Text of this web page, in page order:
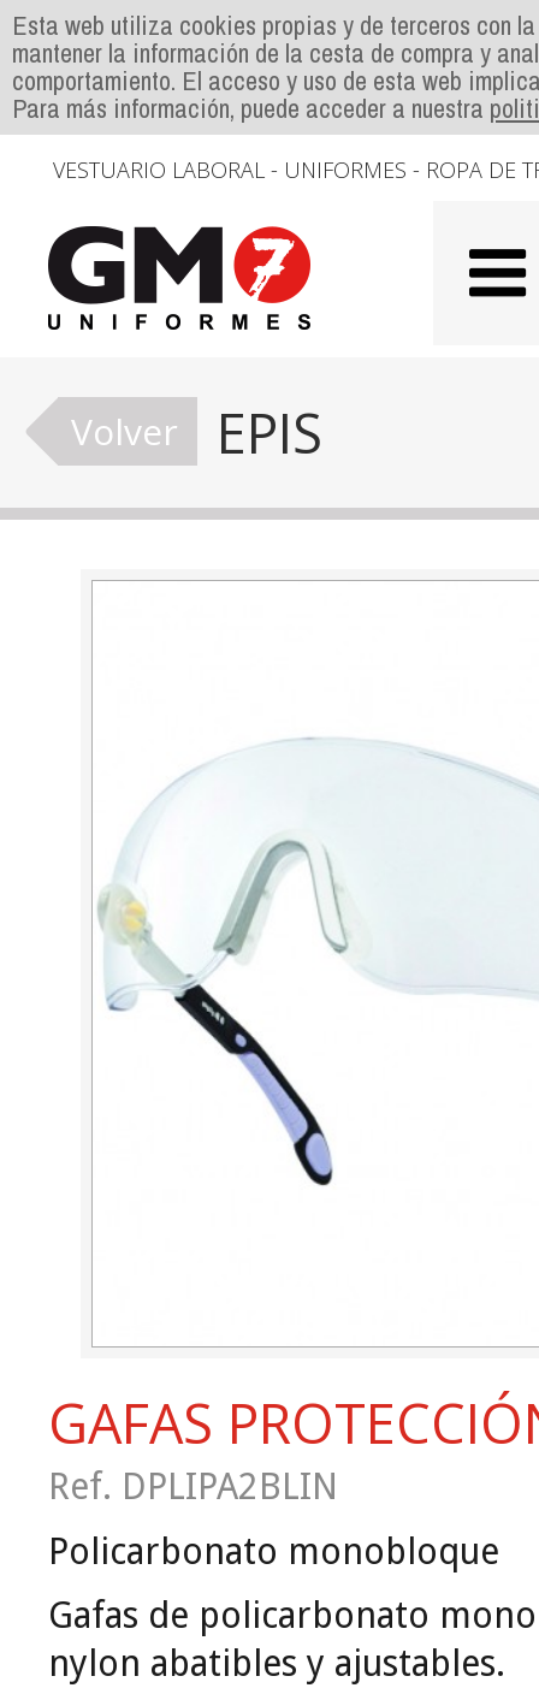
Esta web utiliza cookies propias y de terceros con
mantener la información de la cesta de compra y
comportamiento. El acceso y uso de esta web
Para más información, puede acceder a nuestra
VESTUARIO LABORAL - UNIFORMES - ROPA DE
Volver EPIS
GAFAS
Ref. DPLIPA2BLIN
Policarbonato monobloque
Gafas de policarbonato
nylon abatibles y ajustables.